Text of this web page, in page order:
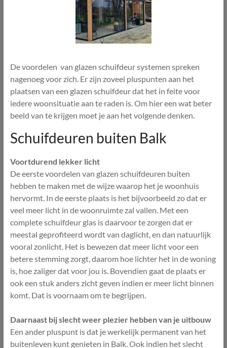
De voordelen van glazen schuifdeur systemen spreken
nagenoeg voor zich. Er zijn zoveel pluspunten aan het
plaatsen van een glazen schuifdeur dat het in feite voor
iedere woonsituatie aan te raden is. Om hier een wat beter
beeld van te krijgen moet je aan het volgende denken.
Schuifdeuren buiten Balk
Voortdurend lekker licht
De eerste voordelen van glazen schuifdeuren buiten
hebben te maken met de wijze waarop het je woonhuis
hervormt. In de eerste plaats is het bijvoorbeeld zo dat er
veel meer licht in de woonruimte zal vallen. Met een
complete schuifdeur glas is daarvoor te zorgen dat er
meestal geprofiteerd wordt van daglicht, en dan natuurlijk
vooral zonlicht. Het is bewezen dat meer licht voor een
betere stemming zorgt, daarom hoe lichter het in de woning
is, hoe zaliger dat voor jou is. Bovendien gaat de plaats er
ook een stuk anders zicht geven indien er meer licht binnen
komt. Dat is voornaam om te begrijpen.
Daarnaast bij slecht weer plezier hebben van je uitbouw
Een ander pluspunt is dat je werkelijk permanent van het
buitenleven kunt genieten in Balk. Ook indien het slecht